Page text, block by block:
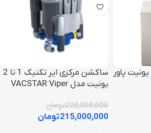
ساکشن مرکزی ۵ تا ۷ یونیت پاور
ساکشن مرکزی ایر تکنیک 1 تا 2
یونیت مدل VACSTAR Viper
220,000,000تومان
215,000,000تومان